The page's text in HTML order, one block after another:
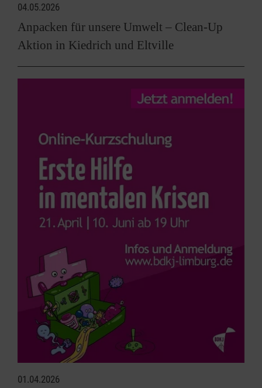
04.05.2026
Anpacken für unsere Umwelt – Clean-Up
Aktion in Kiedrich und Eltville
01.04.2026